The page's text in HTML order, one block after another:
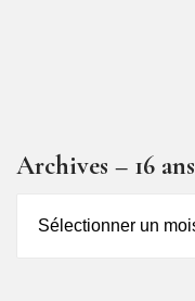
Archives – 16